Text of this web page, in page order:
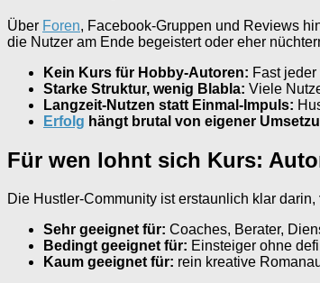
Über Foren, Facebook-Gruppen und Reviews
die Nutzer am Ende begeistert oder eher
Kein Kurs für Hobby-Autoren: Fast
Starke Struktur, wenig Blabla: Viele
Langzeit-Nutzen statt Einmal-Impuls:
Erfolg hängt brutal von eigener
Für wen lohnt sich Kurs:
Die Hustler-Community ist erstaunlich klar darin,
Sehr geeignet für: Coaches, Berater,
Bedingt geeignet für: Einsteiger ohne
Kaum geeignet für: rein kreative